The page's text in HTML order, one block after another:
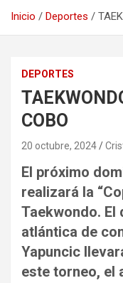
Inicio Deportes
DEPORTES
COBO
20 octubre, 2024
El próximo
realizará la
Taekwondo.
atlántica de
Yapuncic
este torneo, el